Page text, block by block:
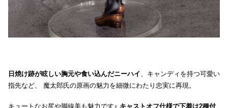
日焼け跡が眩しい胸元や食い込んだニーハイ 、キャンディを持つ可愛い
指先など、 魔太郎氏の原画の魅力を細微にわたり忠実に再現。
キュートなお尻や脚線美も魅力です♪ キャストオフ仕様で下着は2種付